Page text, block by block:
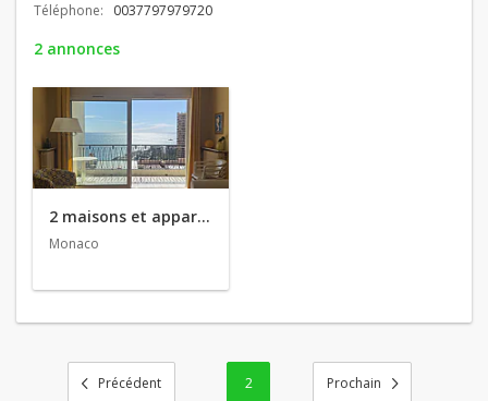
Téléphone: 0037797979720
2 annonces
2 maisons et appartements en vente
Monaco
2